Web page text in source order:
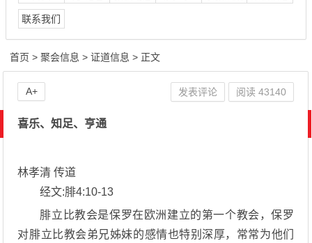
联系我们
首页 >聚会信息 >证道信息 > 正文
喜乐、知足、亨通
林孝清 传道
经文:腓4:10-13
腓立比教会是保罗在欧洲建立的第一个教会，保罗
对腓立比教会弟兄姊妹的感情也特别深厚，常常为他们
发表评论 阅读43140
A+